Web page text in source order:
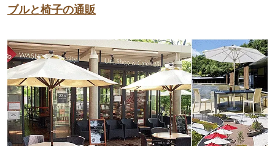
ブルと椅子の通販